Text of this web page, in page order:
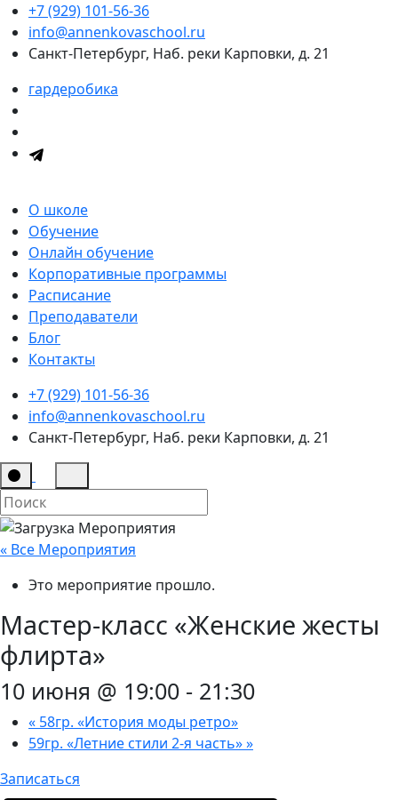
+7 (929) 101-56-36
info@annenkovaschool.ru
Санкт-Петербург, Наб. реки Карповки, д. 21
гардеробика
О школе
Обучение
Онлайн обучение
Корпоративные программы
Расписание
Преподаватели
Блог
Контакты
+7 (929) 101-56-36
info@annenkovaschool.ru
Санкт-Петербург, Наб. реки Карповки, д. 21
« Все Мероприятия
Это мероприятие прошло.
Мастер-класс «Женские жесты
флирта»
10 июня @ 19:00 - 21:30
« 58гр. «История моды ретро»
59гр. «Летние стили 2-я часть»»
Записаться